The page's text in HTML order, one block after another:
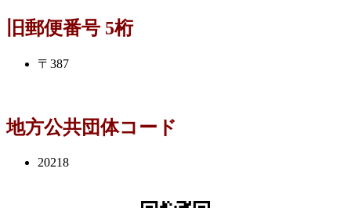
旧郵便番号 5桁
〒387
地方公共団体コード
20218